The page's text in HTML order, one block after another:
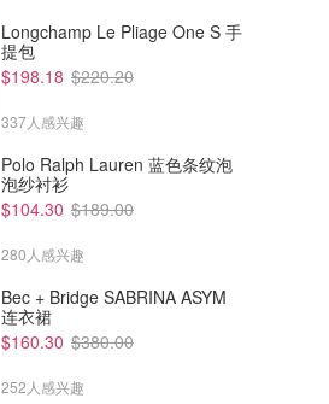
Longchamp Le Pliage One S 手
提包
$198.18 $220.20
337人感兴趣
Polo Ralph Lauren 蓝色条纹泡
泡纱衬衫
$104.30 $189.00
280人感兴趣
Bec + Bridge SABRINA ASYM
连衣裙
$160.30 $380.00
252人感兴趣